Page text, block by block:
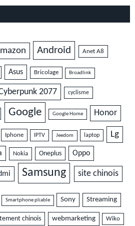
Android Anet A8
Asus Bricolage Broadlink
2077 cyclisme
Google Google Home Honor
Iphone IPTV Jeedom laptop Lg
Nokia Oneplus Oppo
Samsung site chinois
Smartphone pliable Sony Streaming
chinois webmarketing Wiko